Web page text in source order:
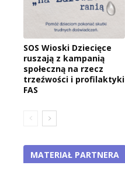
SOS Wioski Dziecięce
ruszają z kampanią
społeczną na rzecz
trzeźwości i profilaktyki
FAS
MATERIAŁ PARTNERA